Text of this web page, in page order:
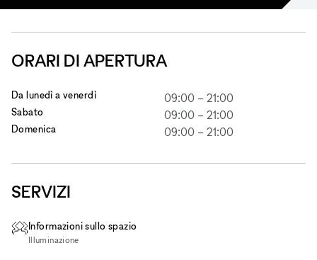
ORARI DI APERTURA
Da lunedì a venerdì 09:00 – 21:00
Sabato 09:00 – 21:00
Domenica 09:00 – 21:00
SERVIZI
Informazioni sullo spazio
Illuminazione